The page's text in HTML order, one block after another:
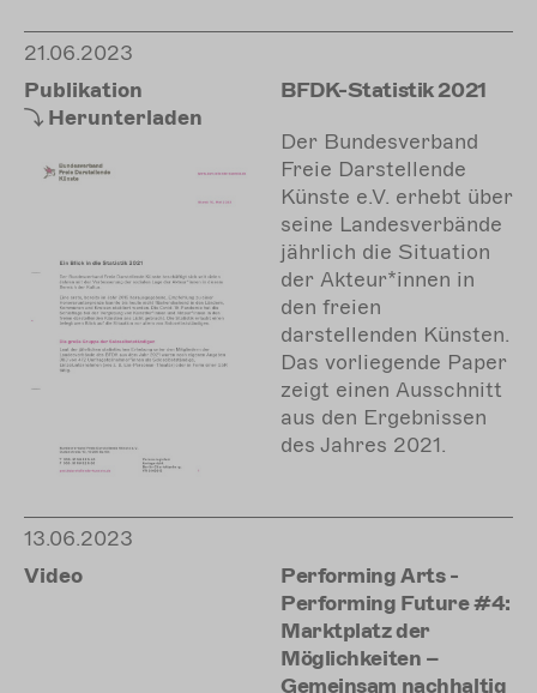
21.06.2023
Publikation
Herunterladen
BFDK-Statistik 2021
Der Bundesverband
Freie Darstellende
Künste e.V. erhebt über
seine Landesverbände
jährlich die Situation
der Akteur*innen in
den freien
darstellenden Künsten.
Das vorliegende Paper
zeigt einen Ausschnitt
aus den Ergebnissen
des Jahres 2021.
13.06.2023
Video
Performing Arts -
Performing Future #4:
Marktplatz der
Möglichkeiten –
Gemeinsam nachhaltig